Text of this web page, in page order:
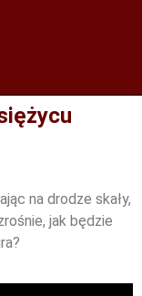
na drodze skały,
jak będzie